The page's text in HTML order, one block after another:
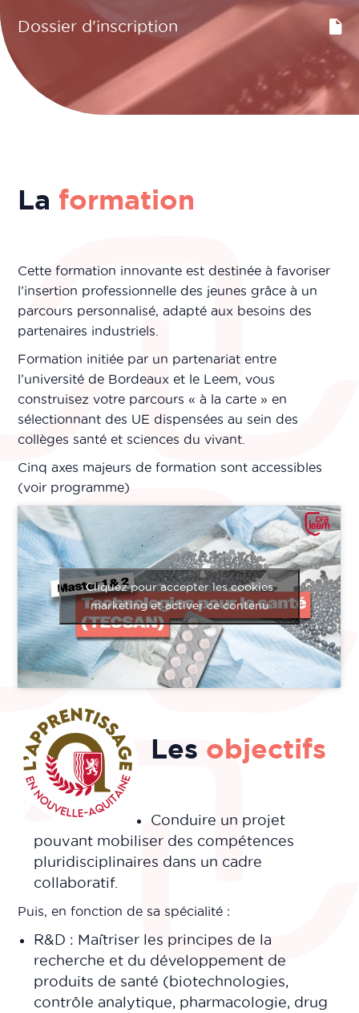
Dossier d'inscription
La formation
Cette formation innovante est destinée à favoriser
l’insertion professionnelle des jeunes grâce à un
parcours personnalisé, adapté aux besoins des
partenaires industriels.
Formation initiée par un partenariat entre
l’université de Bordeaux et le Leem, vous
construisez votre parcours « à la carte » en
sélectionnant des UE dispensées au sein des
collèges santé et sciences du vivant.
Cinq axes majeurs de formation sont accessibles
(voir programme)
Cliquez pour accepter les cookies
marketing et activer ce contenu
Les objectifs
Conduire un projet
pouvant mobiliser des compétences
pluridisciplinaires dans un cadre
collaboratif.
Puis, en fonction de sa spécialité :
R&D : Maîtriser les principes de la
recherche et du développement de
produits de santé (biotechnologies,
contrôle analytique, pharmacologie, drug